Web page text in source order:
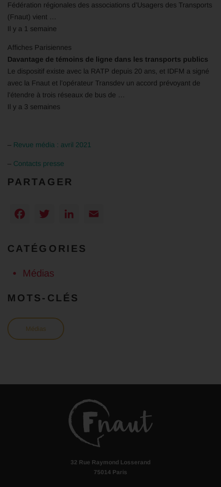
Fédération régionales des associations d’Usagers des Transports
(Fnaut) vient …
Il y a 1 semaine
Affiches Parisiennes
Davantage de témoins de ligne dans les transports publics
Le dispositif existe avec la RATP depuis 20 ans, et IDFM a signé
avec la Fnaut et l’opérateur Transdev un accord prévoyant de
l’étendre à trois réseaux de bus de …
Il y a 3 semaines
– Revue média : avril 2021
– Contacts presse
PARTAGER
Facebook
TwitterLinkedIn
CATÉGORIES
Médias
MOTS-CLÉS
Médias
32 Rue Raymond Losserand
75014 Paris